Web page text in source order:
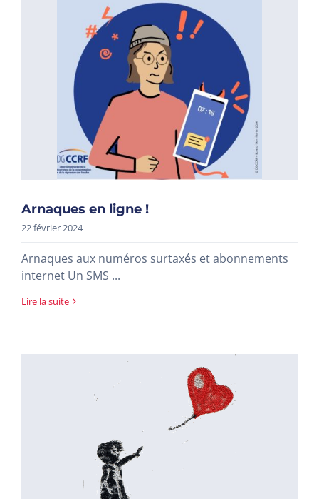
Arnaques en ligne !
22 février 2024
Arnaques aux numéros surtaxés et abonnements
internet Un SMS ...
Lire la suite